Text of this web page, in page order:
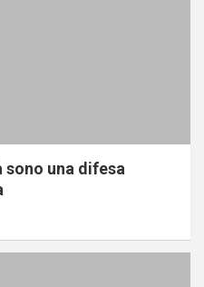
una difesa